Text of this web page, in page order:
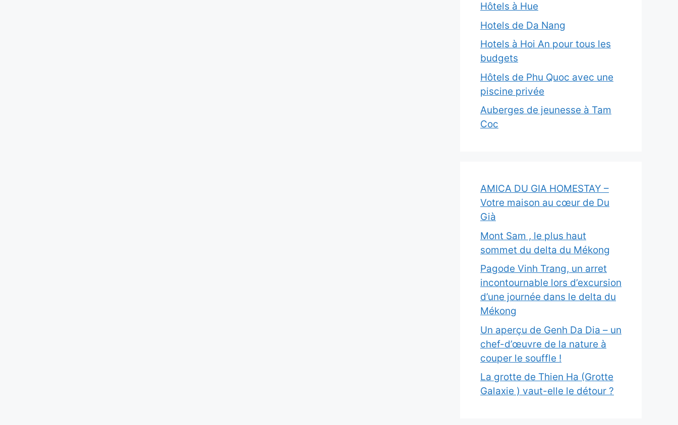
Hôtels à Hue
Hotels de Da Nang
Hotels à Hoi An pour tous les
budgets
Hôtels de Phu Quoc avec une
piscine privée
Auberges de jeunesse à Tam
Coc
AMICA DU GIA HOMESTAY –
Votre maison au cœur de Du
Già
Mont Sam , le plus haut
sommet du delta du Mékong
Pagode Vinh Trang, un arret
incontournable lors d’excursion
d’une journée dans le delta du
Mékong
Un aperçu de Genh Da Dia – un
chef-d’œuvre de la nature à
couper le souffle !
La grotte de Thien Ha (Grotte
Galaxie ) vaut-elle le détour ?